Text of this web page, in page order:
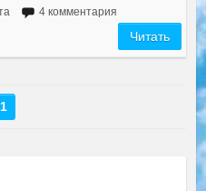
4 комментария
Читать
1